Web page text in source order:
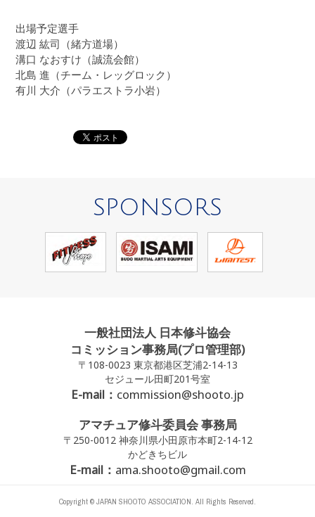
出場予定選手
渡辺 紘司（緒方道場）
溝口 なおすけ（誠流会館）
北島 進（チーム・レッグロック）
有川 大介（パラエストラ小岩）
SPONSORS
一般社団法人 日本修斗協会
コミッション事務局(プロ管理部)
〒108-0023 東京都港区芝浦2-14-13
セジュール田町201号室
E-mail： commission@shooto.jp
アマチュア修斗委員会 事務局
〒250-0012 神奈川県小田原市本町2-14-12
かどきちビル
E-mail： ama.shooto@gmail.com
Copyright © JAPAN SHOOTO ASSOCIATION. All Rights Reserved.